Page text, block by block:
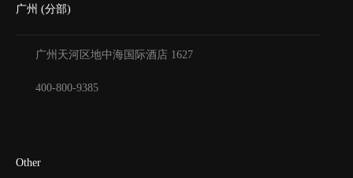
广州 (分部)
广州天河区地中海国际酒店 1627
400-800-9385
Other